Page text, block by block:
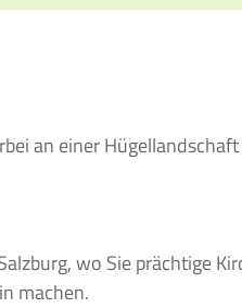
an einer
wo Sie prächtige
machen.